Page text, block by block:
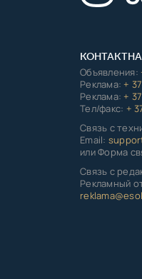
Объявления:
Реклама:+
Реклама:+
Тел/факс: +
Связь с
Email:
или Форма
Связь с
Рекламный